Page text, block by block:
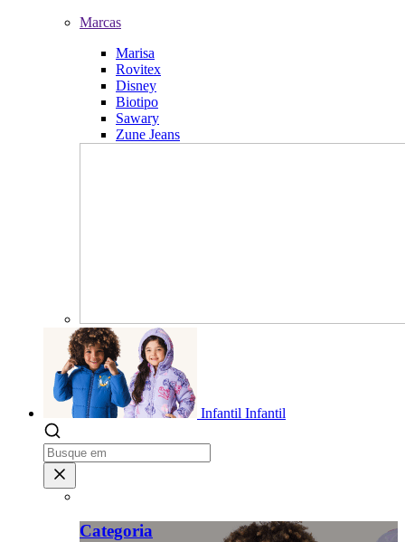
Marcas
Marisa
Rovitex
Disney
Biotipo
Sawary
Zune Jeans
Infantil Infantil
Categoria